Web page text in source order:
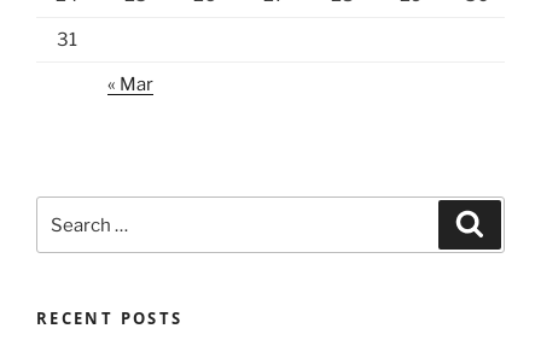
31
« Mar
for:
RECENT POSTS